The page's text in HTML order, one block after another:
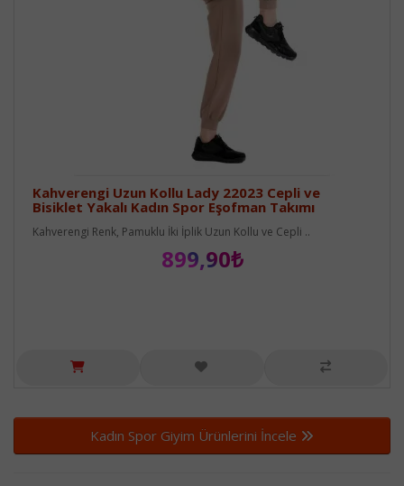
Kahverengi Uzun Kollu Lady 22023 Cepli ve
Bisiklet Yakalı Kadın Spor Eşofman Takımı
Kahverengi Renk, Pamuklu İki İplik Uzun Kollu ve Cepli ..
899,90₺
Kadın Spor Giyim Ürünlerini İncele